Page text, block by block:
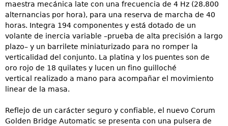
maestra mecánica late con una frecuencia de 4 Hz (28.800
alternancias por hora), para una reserva de marcha de 40
horas. Integra 194 componentes y está dotado de un
volante de inercia variable –prueba de alta precisión a largo
plazo– y un barrilete miniaturizado para no romper la
verticalidad del conjunto. La platina y los puentes son de
oro rojo de 18 quilates y lucen un fino guilloché
vertical realizado a mano para acompañar el movimiento
linear de la masa.
Reflejo de un carácter seguro y confiable, el nuevo Corum
Golden Bridge Automatic se presenta con una pulsera de